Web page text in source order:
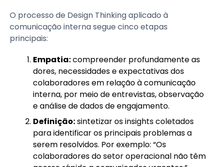
O processo de Design Thinking aplicado à
comunicação interna segue cinco etapas
principais:
Empatia:compreender profundamente as
dores, necessidades e expectativas dos
colaboradores em relação à comunicação
interna, por meio de entrevistas, observação
e análise de dados de engajamento.
Definição:sintetizar os insights coletados
para identificar os principais problemas a
serem resolvidos. Por exemplo: “Os
colaboradores do setor operacional não têm